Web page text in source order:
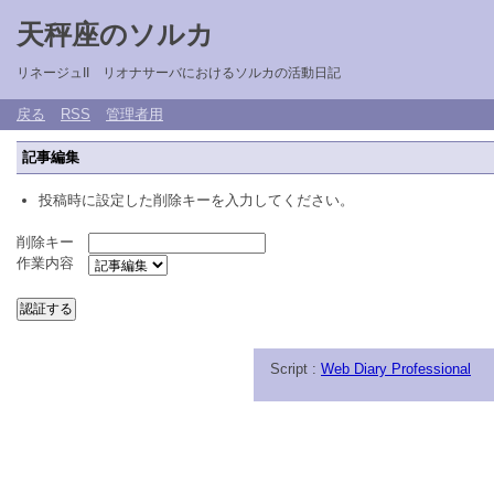
天秤座のソルカ
リネージュII リオナサーバにおけるソルカの活動日記
戻る RSS 管理者用
記事編集
投稿時に設定した削除キーを入力してください。
削除キー
作業内容
Script : Web Diary Professional